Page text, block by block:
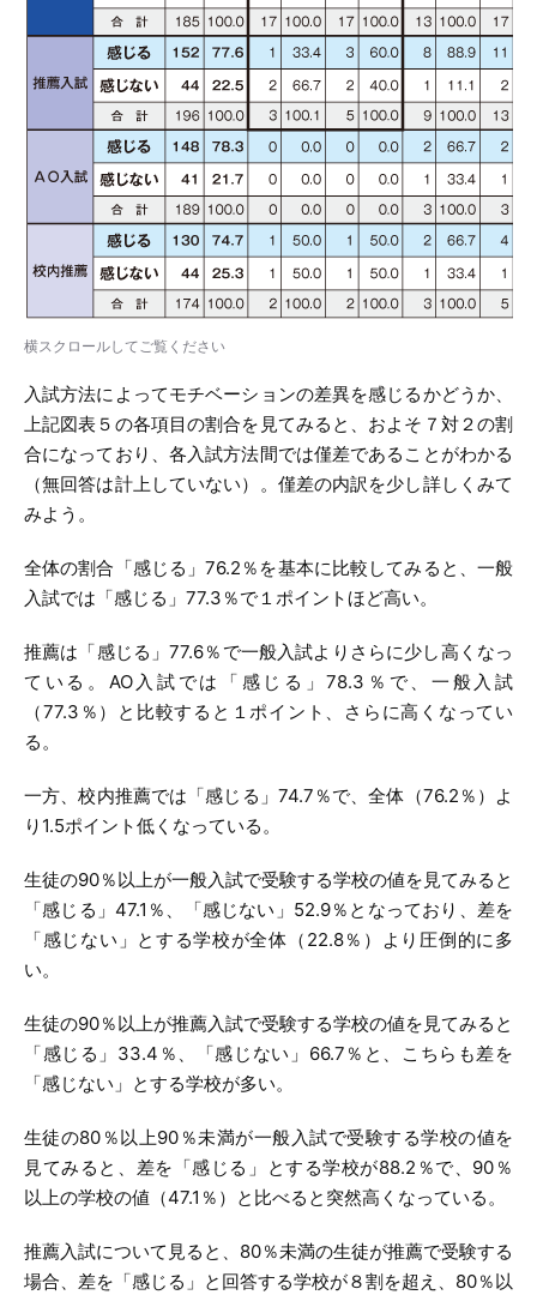
横スクロールしてご覧ください
入試方法によってモチベーションの差異を感じるかどうか、
上記図表５の各項目の割合を見てみると、およそ７対２の割
合になっており、各入試方法間では僅差であることがわかる
（無回答は計上していない）。僅差の内訳を少し詳しくみて
みよう。
全体の割合「感じる」76.2％を基本に比較してみると、一般
入試では「感じる」77.3％で１ポイントほど高い。
推薦は「感じる」77.6％で一般入試よりさらに少し高くなっ
ている。AO入試では「感じる」78.3％で、一般入試
（77.3％）と比較すると１ポイント、さらに高くなってい
る。
一方、校内推薦では「感じる」74.7％で、全体（76.2％）よ
り1.5ポイント低くなっている。
生徒の90％以上が一般入試で受験する学校の値を見てみると
「感じる」47.1％、「感じない」52.9％となっており、差を
「感じない」とする学校が全体（22.8％）より圧倒的に多
い。
生徒の90％以上が推薦入試で受験する学校の値を見てみると
「感じる」33.4％、「感じない」66.7％と、こちらも差を
「感じない」とする学校が多い。
生徒の80％以上90％未満が一般入試で受験する学校の値を
見てみると、差を「感じる」とする学校が88.2％で、90％
以上の学校の値（47.1％）と比べると突然高くなっている。
推薦入試について見ると、80％未満の生徒が推薦で受験する
場合、差を「感じる」と回答する学校が８割を超え、80％以